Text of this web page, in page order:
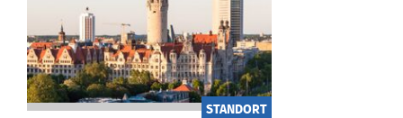
STANDORT